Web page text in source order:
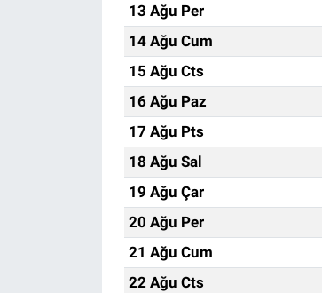
13 Ağu Per
14 Ağu Cum
15 Ağu Cts
16 Ağu Paz
17 Ağu Pts
18 Ağu Sal
19 Ağu Çar
20 Ağu Per
21 Ağu Cum
22 Ağu Cts